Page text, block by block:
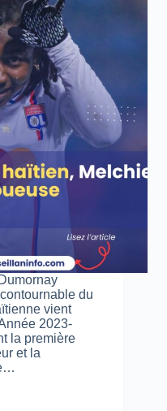
du
vient
2023-
la première
et la